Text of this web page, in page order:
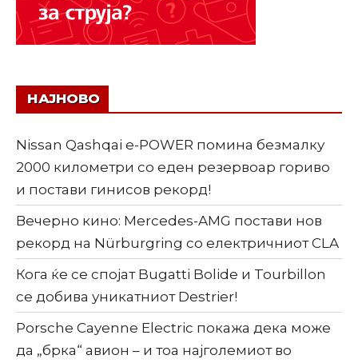
НАЈНОВО
Nissan Qashqai e-POWER помина безмалку
2000 километри со еден резервоар гориво
и постави гинисов рекорд!
Вечерно кино: Mercedes-AMG постави нов
рекорд на Nürburgring со електричниот CLA
Кога ќе се спојат Bugatti Bolide и Tourbillon
се добива уникатниот Destrier!
Porsche Cayenne Electric покажа дека може
да „брка“ авион – и тоа најголемиот во